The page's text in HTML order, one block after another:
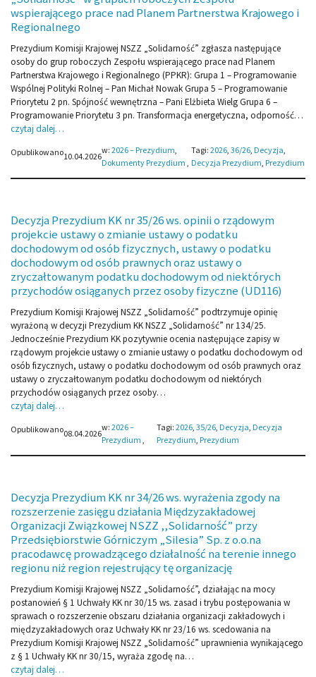
wspierającego prace nad Planem Partnerstwa Krajowego i
Regionalnego
Prezydium Komisji Krajowej NSZZ „Solidarność” zgłasza następujące
osoby do grup roboczych Zespołu wspierającego prace nad Planem
Partnerstwa Krajowego i Regionalnego (PPKR): Grupa 1 – Programowanie
Wspólnej Polityki Rolnej – Pan Michał Nowak Grupa 5 – Programowanie
Priorytetu 2 pn. Spójność wewnętrzna – Pani Elżbieta Wielg Grupa 6 –
Programowanie Priorytetu 3 pn. Transformacja energetyczna, odporność…
czytaj dalej…
Opublikowano10.04.2026
w: 2026 – Prezydium
Dokumenty Prezydium ,
Tagi:2026, 36/26, Decyzja
Decyzja Prezydium, Prezydium
Decyzja Prezydium KK nr 35/26 ws. opinii o rządowym
projekcie ustawy o zmianie ustawy o podatku
dochodowym od osób fizycznych, ustawy o podatku
dochodowym od osób prawnych oraz ustawy o
zryczałtowanym podatku dochodowym od niektórych
przychodów osiąganych przez osoby fizyczne (UD116)
Prezydium Komisji Krajowej NSZZ „Solidarność” podtrzymuje opinię
wyrażoną w decyzji Prezydium KK NSZZ „Solidarność” nr 134/25.
Jednocześnie Prezydium KK pozytywnie ocenia następujące zapisy w
rządowym projekcie ustawy o zmianie ustawy o podatku dochodowym od
osób fizycznych, ustawy o podatku dochodowym od osób prawnych oraz
ustawy o zryczałtowanym podatku dochodowym od niektórych
przychodów osiąganych przez osoby…
czytaj dalej…
Opublikowano08.04.2026
w: 2026 –
Prezydium ,
Tagi: 2026, 35/26, Decyzja, Decyzja
Prezydium, Prezydium
Decyzja Prezydium KK nr 34/26 ws. wyrażenia zgody na
rozszerzenie zasięgu działania Międzyzakładowej
Organizacji Związkowej NSZZ ,,Solidarność” przy
Przedsiębiorstwie Górniczym „Silesia” Sp. z o.o.na
pracodawcę prowadzącego działalność na terenie innego
regionu niż region rejestrujący tę organizację
Prezydium Komisji Krajowej NSZZ „Solidarność”, działając na mocy
postanowień § 1 Uchwały KK nr 30/15 ws. zasad i trybu postępowania w
sprawach o rozszerzenie obszaru działania organizacji zakładowych i
międzyzakładowych oraz Uchwały KK nr 23/16 ws. scedowania na
Prezydium Komisji Krajowej NSZZ „Solidarność” uprawnienia wynikającego
z § 1 Uchwały KK nr 30/15, wyraża zgodę na…
czytaj dalej…